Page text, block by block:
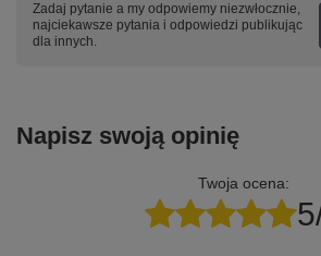
Zadaj pytanie a my odpowiemy niezwłocznie,
najciekawsze pytania i odpowiedzi publikując
dla innych.
Napisz swoją opinię
Twoja ocena: